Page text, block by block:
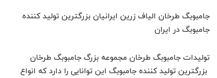
جامبوبگ طرخان الیاف زرین ایرانیان بزرگترین تولید کننده
جامبوبگ در ایران
تولیدات جامبوبگ طرخان مجموعه بزرگ جامبوبگ طرخان
بزرگترین تولید کننده جامبوبگ این توانایی را دارد که انواع